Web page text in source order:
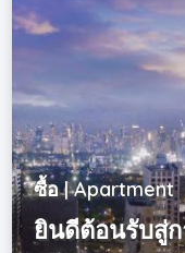
ซื้อ | Apartment
ยินดีต้อนรับสู่